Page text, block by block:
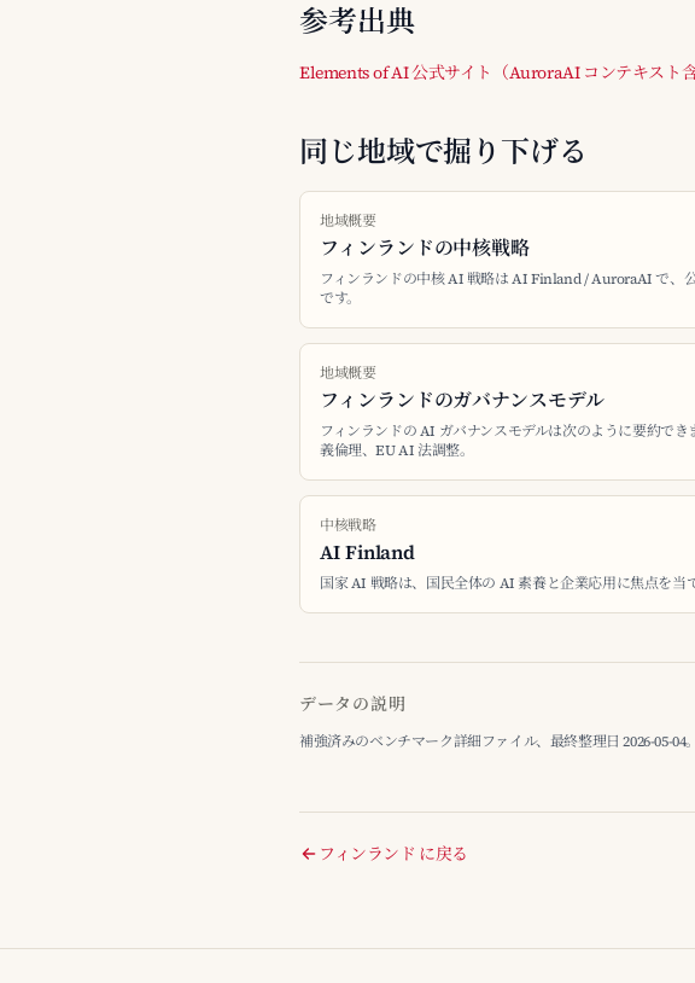
参考出典
Elements of AI 公式サイト（AuroraAI コンテキスト含
同じ地域で掘り下げる
地域概要
フィンランドの中核戦略
フィンランドの中核 AI 戦略は AI Finland / AuroraAI で、
です。
地域概要
フィンランドのガバナンスモデル
フィンランドの AI ガバナンスモデルは次のように要約でき
義倫理、EU AI 法調整。
中核戦略
AI Finland
国家 AI 戦略は、国民全体の AI 素養と企業応用に焦点を当
データの説明
補強済みのベンチマーク詳細ファイル、最終整理日 2026-05-04。
フィンランド に戻る